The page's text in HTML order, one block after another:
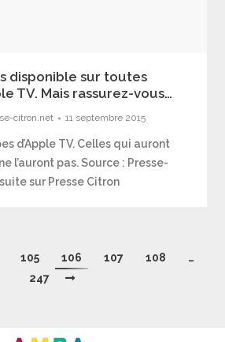
disponible sur toutes
TV. Mais rassurez-vous…
citron.net 11 septembre 2015
d’Apple TV. Celles qui auront
l’auront pas. Source : Presse-
sur Presse Citron
105 106 107 108
…
247